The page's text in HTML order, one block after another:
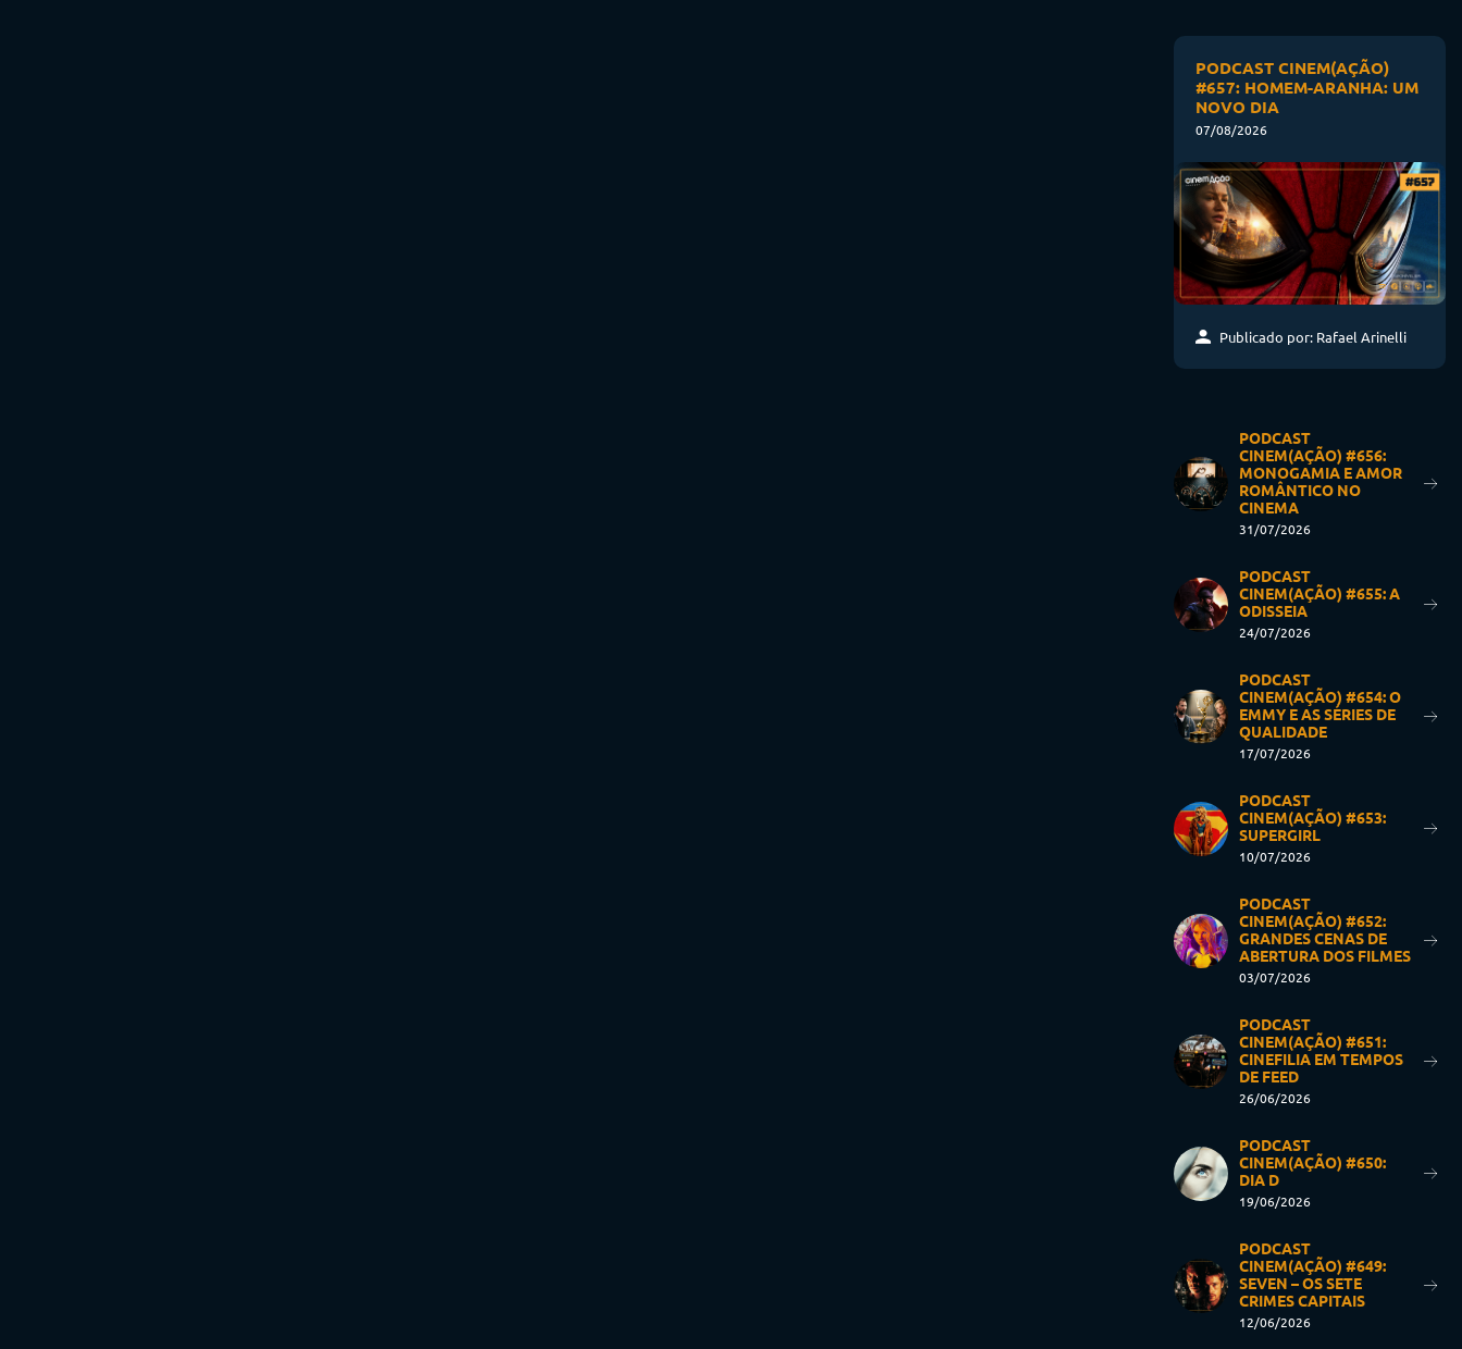
PODCAST CINEM(AÇÃO)
#657: HOMEM-ARANHA: UM
NOVO DIA
07/08/2026
Publicado por: Rafael Arinelli
PODCAST
CINEM(AÇÃO) #656:
MONOGAMIA E AMOR
ROMÂNTICO NO
CINEMA
31/07/2026
PODCAST
CINEM(AÇÃO) #655: A
ODISSEIA
24/07/2026
PODCAST
CINEM(AÇÃO) #654: O
EMMY E AS SÉRIES DE
QUALIDADE
17/07/2026
PODCAST
CINEM(AÇÃO) #653:
SUPERGIRL
10/07/2026
PODCAST
CINEM(AÇÃO) #652:
GRANDES CENAS DE
ABERTURA DOS FILMES
03/07/2026
PODCAST
CINEM(AÇÃO) #651:
CINEFILIA EM TEMPOS
DE FEED
26/06/2026
PODCAST
CINEM(AÇÃO) #650:
DIA D
19/06/2026
PODCAST
CINEM(AÇÃO) #649:
SEVEN – OS SETE
CRIMES CAPITAIS
12/06/2026